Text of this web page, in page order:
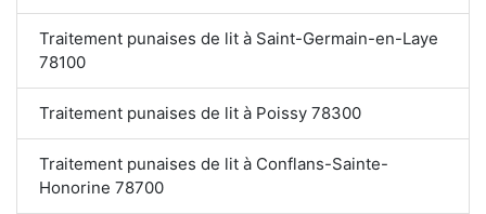
Traitement punaises de lit à Saint-Germain-en-Laye
78100
Traitement punaises de lit à Poissy 78300
Traitement punaises de lit à Conflans-Sainte-
Honorine 78700